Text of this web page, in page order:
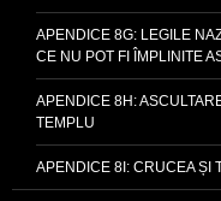
APENDICE 8G: LEGILE
CE NU POT FI ÎMPLINITE
APENDICE 8H:
TEMPLU
APENDICE 8I: CRUCEA ȘI